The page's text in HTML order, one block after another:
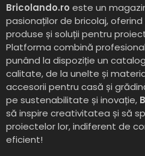
Bricolando.ro este un
pasionaților de bricolaj,
produse și soluții pentru
Platforma combină
punând la dispoziție un
calitate, de la unelte și
accesorii pentru casă și
pe sustenabilitate și inovație,
să inspire creativitatea și să
proiectelor lor, indiferent de
eficient!